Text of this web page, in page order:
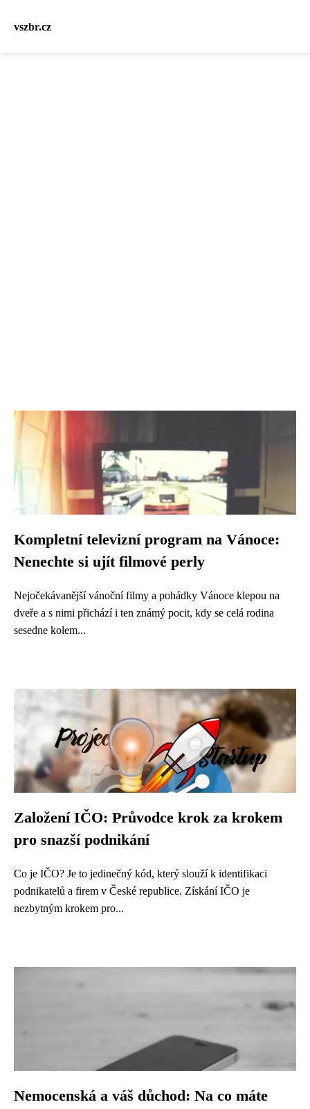
vszbr.cz
Kompletní televizní program na Vánoce:
Nenechte si ujít filmové perly
Nejočekávanější vánoční filmy a pohádky Vánoce klepou na
dveře a s nimi přichází i ten známý pocit, kdy se celá rodina
sesedne kolem...
Založení IČO: Průvodce krok za krokem
pro snazší podnikání
Co je IČO? Je to jedinečný kód, který slouží k identifikaci
podnikatelů a firem v České republice. Získání IČO je
nezbytným krokem pro...
Nemocenská a váš důchod: Na co máte